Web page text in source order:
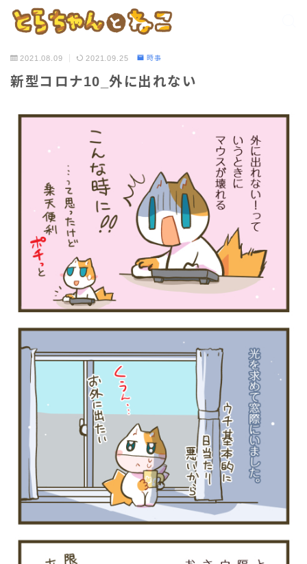
2021.08.09 2021.09.25 時事
新型コロナ10_外に出れない